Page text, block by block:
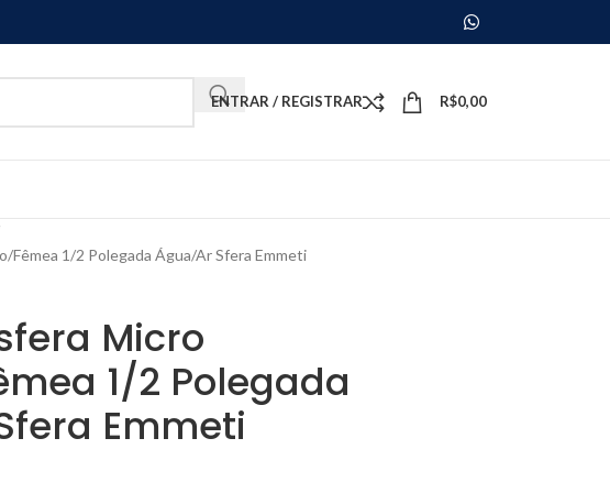
ENTRAR / REGISTRAR R$0,00
Fêmea 1/2 Polegada Água/Ar Sfera Emmeti
Micro
1/2 Polegada
Emmeti